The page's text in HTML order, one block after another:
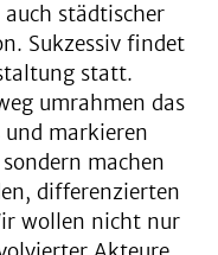
auch städtischer
Sukzessiv findet
statt.
umrahmen das
markieren
machen
differenzierten
wollen nicht nur